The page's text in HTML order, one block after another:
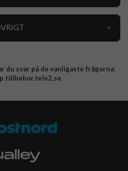
du svar på de vanligaste frågorna: